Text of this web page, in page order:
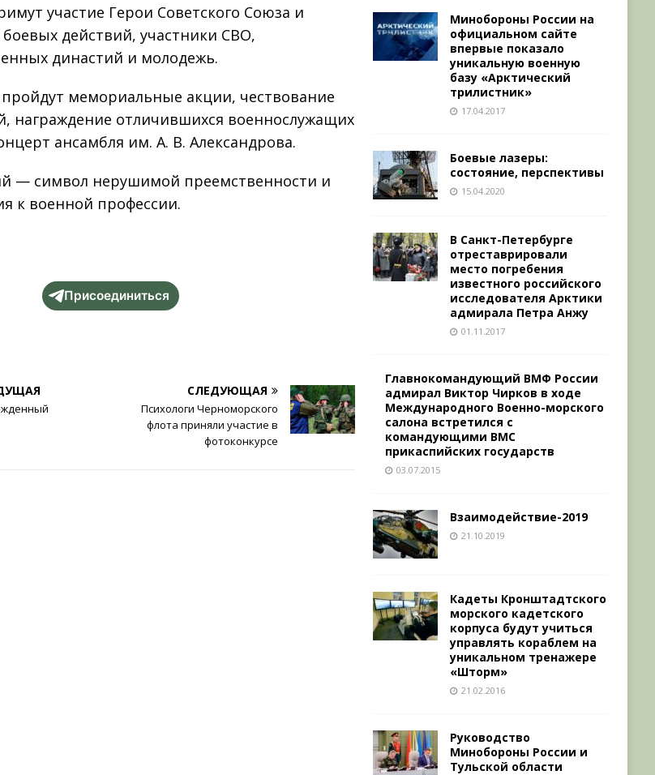
участие Герои Советского Союза и
действий, участники СВО,
династий и молодежь.
мемориальные акции, чествование
награждение отличившихся военнослужащих
ансамбля им. А. В. Александрова.
— символ нерушимой преемственности и
к военной профессии.
Присоединиться
СЛЕДУЮЩАЯ
Психологи Черноморского
флота приняли участие в
фотоконкурсе
Минобороны России на
официальном сайте
впервые показало
уникальную военную
базу «Арктический
трилистник»
17.04.2017
Боевые лазеры:
состояние, перспективы
15.04.2020
В Санкт-Петербурге
отреставрировали
место погребения
известного российского
исследователя Арктики
адмирала Петра Анжу
01.11.2017
Главнокомандующий ВМФ России
адмирал Виктор Чирков в ходе
Международного Военно-морского
салона встретился с
командующими ВМС
прикаспийских государств
03.07.2015
Взаимодействие-2019
21.10.2019
Кадеты Кронштадтского
морского кадетского
корпуса будут учиться
управлять кораблем на
уникальном тренажере
«Шторм»
21.02.2016
Руководство
Минобороны России и
Тульской области